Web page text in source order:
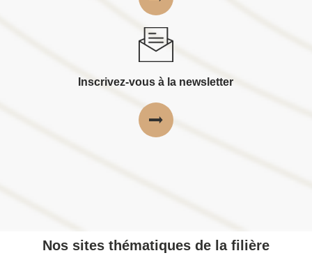
Inscrivez-vous à la newsletter
Nos sites thématiques de la filière